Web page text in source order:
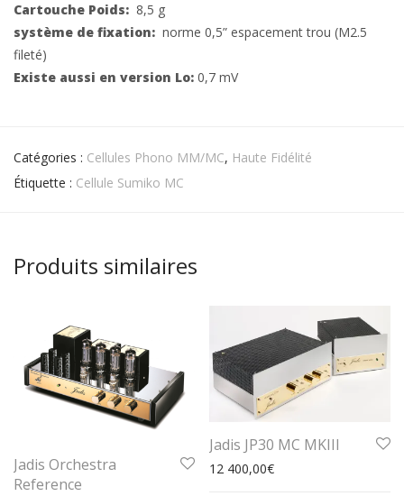
Cartouche Poids: 8,5 g
système de fixation: norme 0,5” espacement trou (M2.5
fileté)
Existe aussi en version Lo: 0,7 mV
Catégories : Cellules Phono MM/MC, Haute Fidélité
Étiquette : Cellule Sumiko MC
Produits similaires
Jadis Orchestra
Reference
Jadis JP30 MC MKIII
12 400,00€